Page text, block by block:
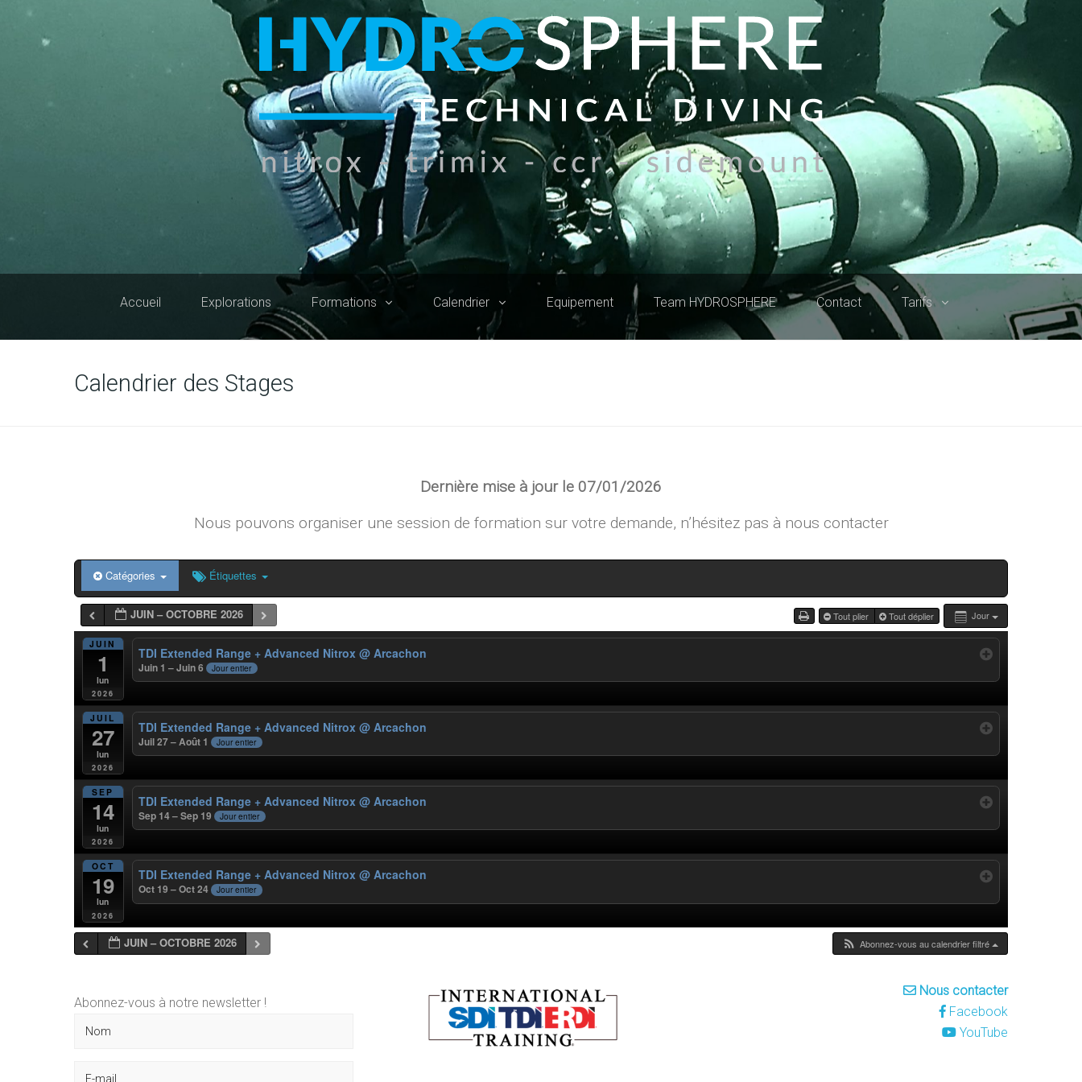
Accueil Explorations Formations Calendrier Equipement Team HYDROSPHERE Contact Tarifs
Calendrier des Stages
Dernière mise à jour le 07/01/2026
Nous pouvons organiser une session de formation sur votre demande, n’hésitez pas à nous contacter
Catégories Étiquettes
Jour
JUIN – OCTOBRE 2026 Tout plier Tout déplier
JUIN
1
lun
2026
TDI Extended Range + Advanced Nitrox@ Arcachon
Juin 1 – Juin 6 Jour entier
JUIL
27
lun
2026
TDI Extended Range + Advanced Nitrox@ Arcachon
Juil 27 – Août 1 Jour entier
SEP
14
lun
2026
TDI Extended Range + Advanced Nitrox@ Arcachon
Sep 14 – Sep 19 Jour entier
OCT
19
lun
2026
TDI Extended Range + Advanced Nitrox@ Arcachon
Oct 19 – Oct 24 Jour entier
JUIN – OCTOBRE 2026 Abonnez-vous au calendrier filtré
Abonnez-vous à notre newsletter !
Nous contacter
Facebook
YouTube